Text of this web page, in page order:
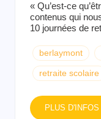
« Qu’est-ce
contenus qui
10 journées de
berlaymont
retraite scolaire
PLUS D'INFOS